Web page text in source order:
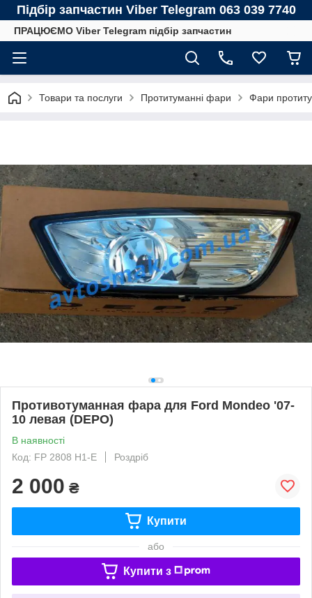
Підбір запчастин Viber Telegram 063 039 7740
ПРАЦЮЄМО Viber Telegram підбір запчастин
Товари та послуги Протитуманні фари Фари
Противотуманная фара для Ford Mondeo '07-
10 левая (DEPO)
В наявності
Код: FP 2808 H1-E
Роздріб
2 000 ₴
Купити
або
Купити з